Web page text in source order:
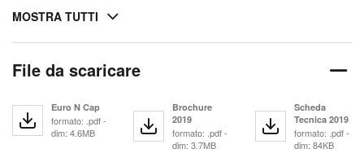
MOSTRA TUTTI
File da scaricare
Euro N Cap
formato: .pdf -
dim: 4.6MB
Brochure
2019
formato: .pdf -
dim: 3.7MB
Scheda
Tecnica 2019
formato: .pdf -
dim: 84KB